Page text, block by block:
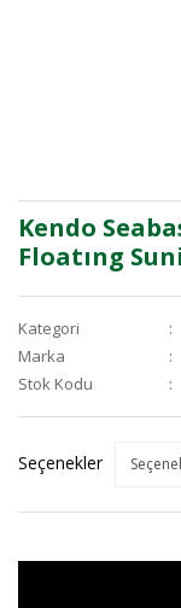
Kendo
Floatıng
Kategori
Marka
Stok Kodu
Seçenekler